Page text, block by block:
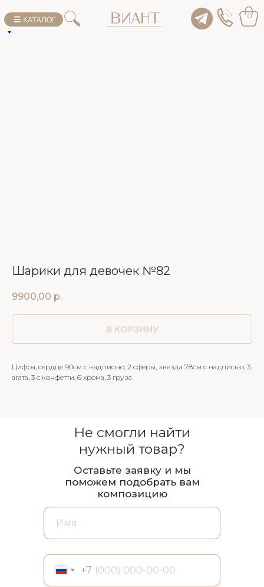
0
Шарики для девочек №82
9900,00 р.
В КОРЗИНУ
Цифра, сердце 90см с надписью, 2 сферы, звезда 78см с надписью, 3
агата, 3 с конфетти, 6 хрома, 3 груза
+7
Не смогли найти
нужный товар?
Оставьте заявку и мы
поможем подобрать вам
композицию